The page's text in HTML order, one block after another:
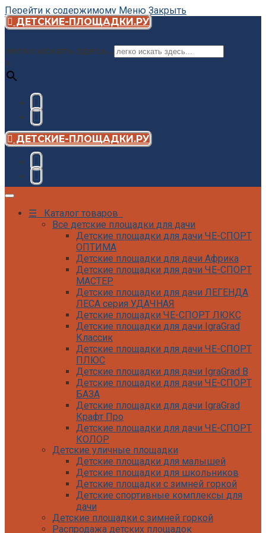
Перейти к содержимому Меню Закрыть
ДЕТСКИЕ-ПЛОЩАДКИ.РУ
легко искать здесь...
×
ДЕТСКИЕ-ПЛОЩАДКИ.РУ
☰ Каталог товаров
Все детские площадки для дачи
Детские площадки для дачи ЧЕ-СПОРТ
ОПТИМА
Детские площадки для дачи Африка
Детские площадки для дачи ЧЕ-СПОРТ
МАСТЕР
Детские площадки для дачи ЛЕГЕНДА
ЛЕСА серия УДАЧНАЯ
Детские площадки ЧЕ-СПОРТ ЛЮКС
Детские площадки для дачи IgraGrad
Классик
Детские площадки для дачи ЧЕ-СПОРТ
ПЛЮС
Детские площадки для дачи IgraGrad B
Детские площадки для дачи ЧЕ-СПОРТ
БАЗА
Детские площадки для дачи IgraGrad
Крафт Про
Детские площадки для дачи ЧЕ-СПОРТ
КОЛОР
Детские площадки для дачи IgraGrad С
Детские площадки для дачи ЧЕ-СПОРТ
КАРКАС
Детские площадки для дачи Савушка
КУБ
Детские уличные игровые площадки
для дачи IgraGrad К
Детские площадки для дачи IgraGrad W
Детские уличные площадки
Детские площадки для малышей
Детские площадки для школьников
Детские площадки с зимней горкой
Детские спортивные комплексы для
дачи
Детские площадки с зимней горкой
Распродажа детских площадок